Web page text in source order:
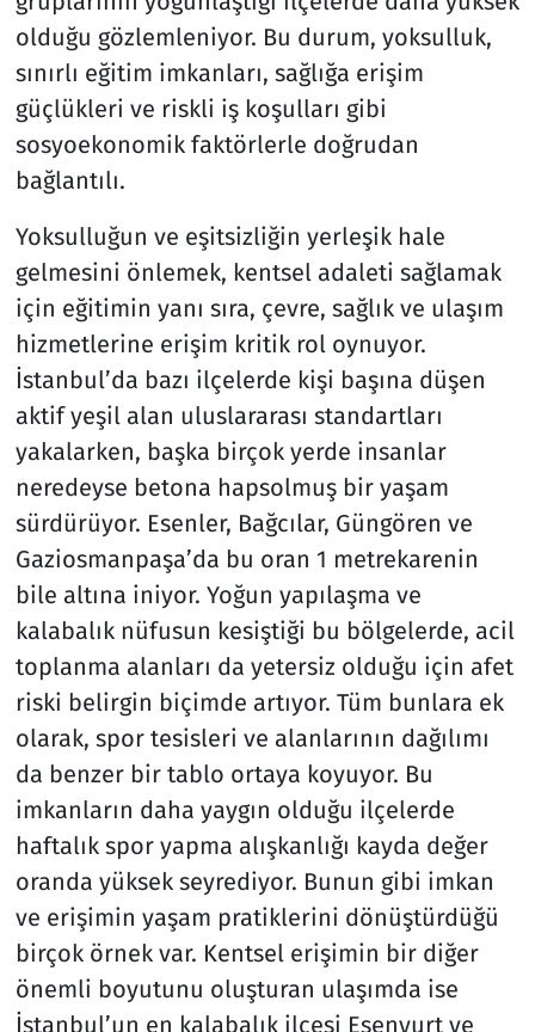
olduğu gözlemleniyor. Bu durum, yoksulluk,
sınırlı eğitim imkanları, sağlığa erişim
güçlükleri ve riskli iş koşulları gibi
sosyoekonomik faktörlerle doğrudan
bağlantılı.
Yoksulluğun ve eşitsizliğin yerleşik hale
gelmesini önlemek, kentsel adaleti sağlamak
için eğitimin yanı sıra, çevre, sağlık ve ulaşım
hizmetlerine erişim kritik rol oynuyor.
İstanbul’da bazı ilçelerde kişi başına düşen
aktif yeşil alan uluslararası standartları
yakalarken, başka birçok yerde insanlar
neredeyse betona hapsolmuş bir yaşam
sürdürüyor. Esenler, Bağcılar, Güngören ve
Gaziosmanpaşa’da bu oran 1 metrekarenin
bile altına iniyor. Yoğun yapılaşma ve
kalabalık nüfusun kesiştiği bu bölgelerde, acil
toplanma alanları da yetersiz olduğu için afet
riski belirgin biçimde artıyor. Tüm bunlara ek
olarak, spor tesisleri ve alanlarının dağılımı
da benzer bir tablo ortaya koyuyor. Bu
imkanların daha yaygın olduğu ilçelerde
haftalık spor yapma alışkanlığı kayda değer
oranda yüksek seyrediyor. Bunun gibi imkan
ve erişimin yaşam pratiklerini dönüştürdüğü
birçok örnek var. Kentsel erişimin bir diğer
önemli boyutunu oluşturan ulaşımda ise
İstanbul’un en kalabalık ilçesi Esenyurt ve